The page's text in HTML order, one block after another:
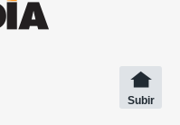
Subir